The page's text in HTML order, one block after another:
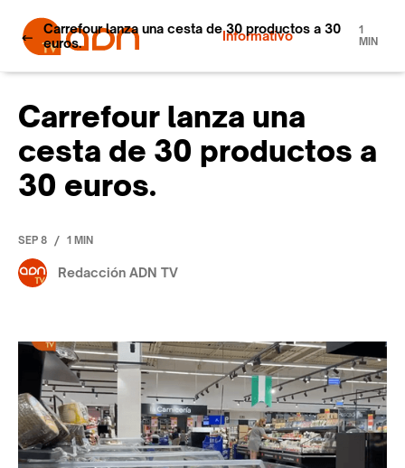
Informativo
Carrefour lanza una cesta de 30 productos a 30
euros.
1
MIN
Carrefour lanza una
cesta de 30 productos a
30 euros.
SEP 8 / 1 MIN
Redacción ADN TV